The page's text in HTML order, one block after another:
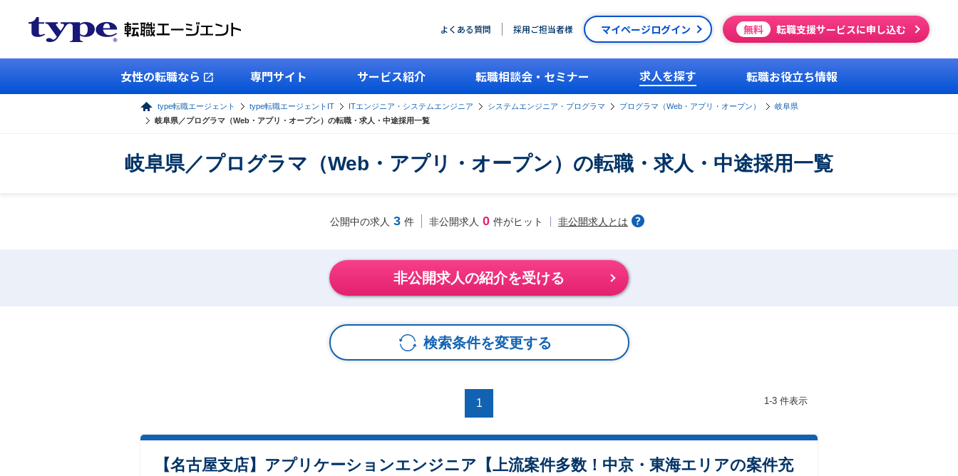
よくある質問 採用ご担当者様 マイページログイン 無料 転職支援サービスに申し込む
女性の転職なら 専門サイト サービス紹介 転職相談会・セミナー 求人を探す 転職お役立ち情報
type転職エージェント type転職エージェントIT ITエンジニア・システムエンジニア システムエンジニア・プログラマ プログラマ（Web・アプリ・オープン）
岐阜県
岐阜県／プログラマ（Web・アプリ・オープン）の転職・求人・中途採用一覧
岐阜県／プログラマ（Web・アプリ・オープン）の転職・求人・中途採用一覧
公開中の求人 3 件 非公開求人 0 件がヒット 非公開求人とは
非公開求人の紹介を受ける
検索条件を変更する
1 1-3 件表示
【名古屋支店】アプリケーションエンジニア【上流案件多数！中京・東海エリアの案件充